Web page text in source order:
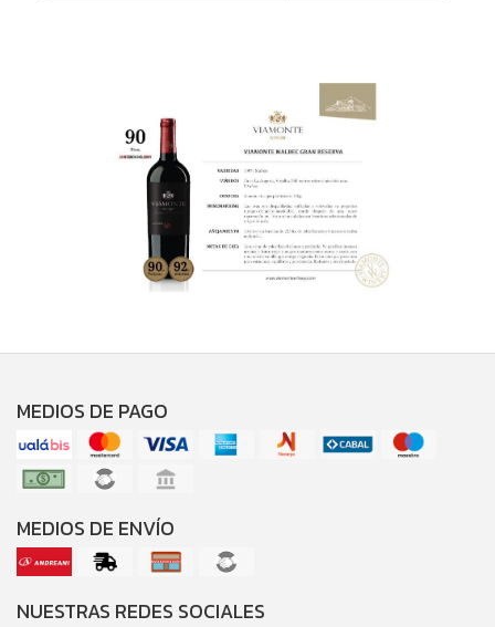
MEDIOS DE PAGO
MEDIOS DE ENVÍO
NUESTRAS REDES SOCIALES